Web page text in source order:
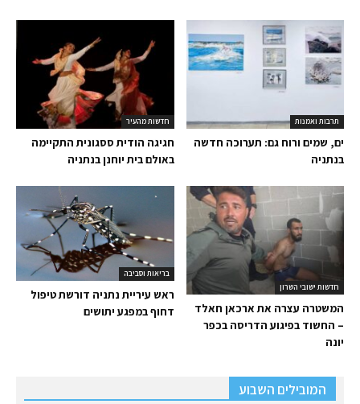
חדשות מהעיר
חגיגה הודית ססגונית התקיימה
באולם בית יוחנן בנתניה
תרבות ואמנות
ים, שמים ורוח גם: תערוכה חדשה
בנתניה
בריאות וסביבה
ראש עיריית נתניה דורשת טיפול
דחוף במפגע יתושים
חדשות ישובי השרון
המשטרה עצרה את ארכאן חאלד
– החשוד בפיגוע הדריסה בכפר
יונה
המובילים השבוע